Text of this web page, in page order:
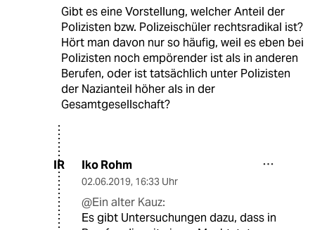
Gibt es eine Vorstellung, welcher Anteil der
Polizisten bzw. Polizeischüler rechtsradikal ist?
Hört man davon nur so häufig, weil es eben bei
Polizisten noch empörender ist als in anderen
Berufen, oder ist tatsächlich unter Polizisten
der Nazianteil höher als in der
Gesamtgesellschaft?
IR Iko Rohm
02.06.2019, 16:33 Uhr
@Ein alter Kauz:
Es gibt Untersuchungen dazu, dass in